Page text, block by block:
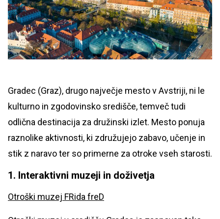
Gradec (Graz), drugo največje mesto v Avstriji, ni le
kulturno in zgodovinsko središče, temveč tudi
odlična destinacija za družinski izlet. Mesto ponuja
raznolike aktivnosti, ki združujejo zabavo, učenje in
stik z naravo ter so primerne za otroke vseh starosti.
1. Interaktivni muzeji in doživetja
Otroški muzej FRida freD